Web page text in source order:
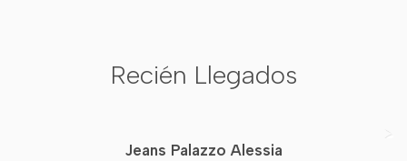
Recién Llegados
Jeans Palazzo Alessia